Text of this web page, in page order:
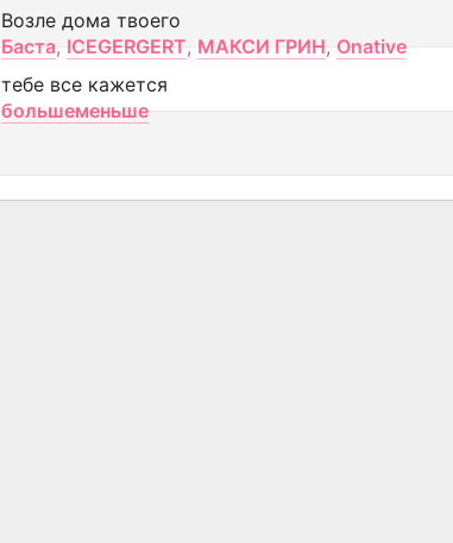
Возле дома твоего
Баста, ICEGERGERT, МАКСИ ГРИН, Onative
тебе все кажется
большеменьше